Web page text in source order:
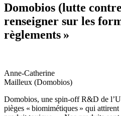
Domobios (lutte
renseigner sur les
règlements »
Anne-Catherine
Mailleux (Domobios)
Domobios, une spin-off R&D de
pièges « biomimétiques » qui